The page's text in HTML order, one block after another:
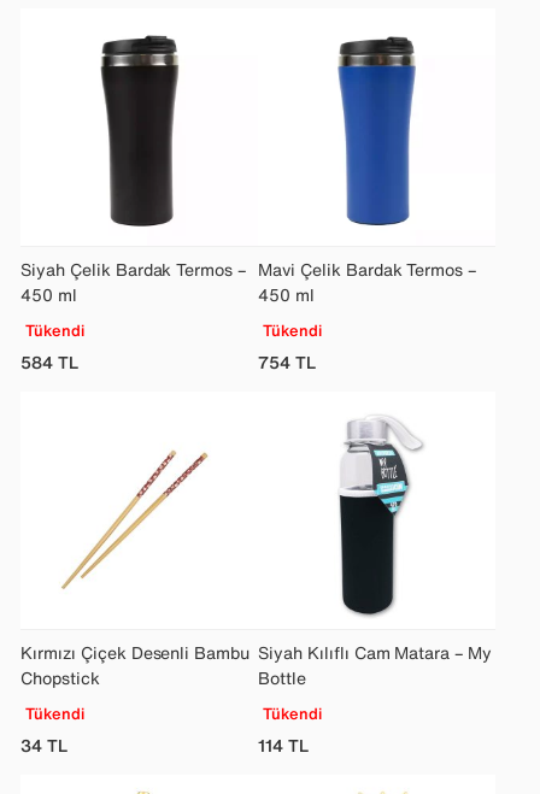
Siyah Çelik Bardak Termos –
450 ml
Tükendi
584TL
Mavi Çelik Bardak Termos –
450 ml
Tükendi
754TL
Kırmızı Çiçek Desenli Bambu
Chopstick
Tükendi
34TL
Siyah Kılıflı Cam Matara – My
Bottle
Tükendi
114TL